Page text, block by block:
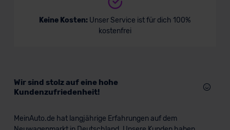
Keine Kosten: Unser Service ist für dich 100%
kostenfrei
Wir sind stolz auf eine hohe
Kundenzufriedenheit!
MeinAuto.de hat langjährige Erfahrungen auf dem